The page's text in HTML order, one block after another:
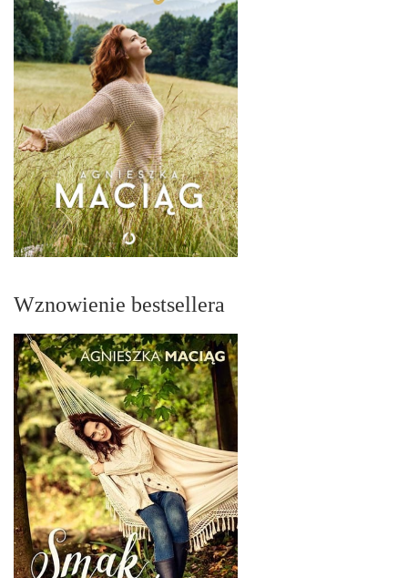
Wznowienie bestsellera